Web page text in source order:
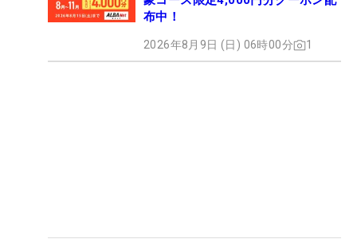
布中！
2026年8月9日 (日) 06時00分 1